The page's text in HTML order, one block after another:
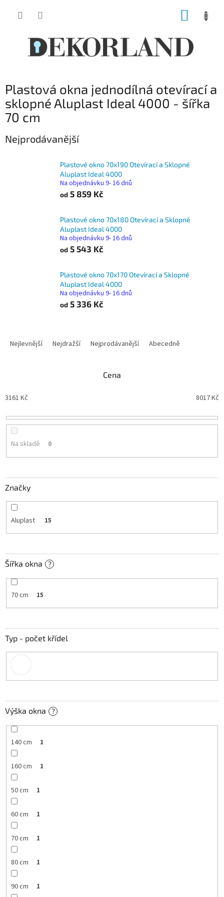
Plastová okna jednodílná otevírací a
sklopné Aluplast Ideal 4000 - šířka
70 cm
Nejprodávanější
Plastové okno 70x190 Otevírací a Sklopné
Aluplast Ideal 4000
Na objednávku 9- 16 dnů
od 5 859 Kč
Plastové okno 70x180 Otevírací a Sklopné
Aluplast Ideal 4000
Na objednávku 9- 16 dnů
od 5 543 Kč
Plastové okno 70x170 Otevírací a Sklopné
Aluplast Ideal 4000
Na objednávku 9- 16 dnů
od 5 336 Kč
p
o
ů
Nejlevnější Nejdražší Nejprodávanější Abecedně
Cena
3161 Kč 8017Kč
Na skladě 0
Značky
Aluplast 15
Šířka okna ?
70 cm 15
Typ - počet křídel
Výška okna ?
140 cm 1
160 cm 1
50 cm 1
60 cm 1
70 cm 1
80 cm 1
90 cm 1